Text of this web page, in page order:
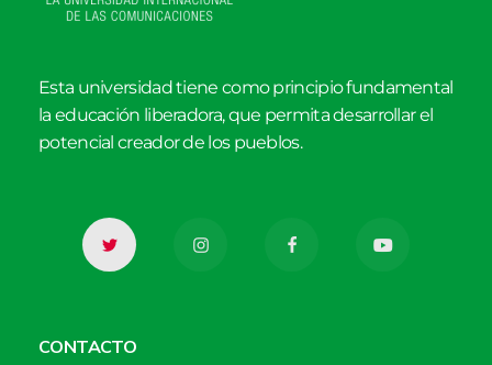
Esta universidad tiene como principio fundamental
la educación liberadora, que permita desarrollar el
potencial creador de los pueblos.
CONTACTO